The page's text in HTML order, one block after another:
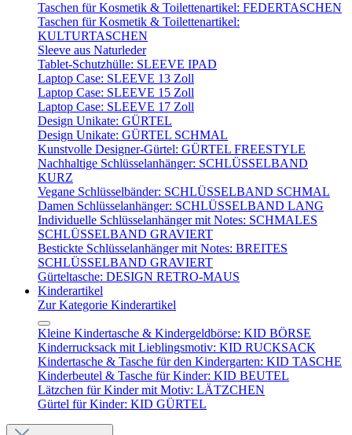
Taschen für Kosmetik & Toilettenartikel: FEDERTASCHEN
Taschen für Kosmetik & Toilettenartikel:
KULTURTASCHEN
Sleeve aus Naturleder
Tablet-Schutzhülle: SLEEVE IPAD
Laptop Case: SLEEVE 13 Zoll
Laptop Case: SLEEVE 15 Zoll
Laptop Case: SLEEVE 17 Zoll
Design Unikate: GÜRTEL
Design Unikate: GÜRTEL SCHMAL
Kunstvolle Designer-Gürtel: GÜRTEL FREESTYLE
Nachhaltige Schlüsselanhänger: SCHLÜSSELBAND
KURZ
Vegane Schlüsselbänder: SCHLÜSSELBAND SCHMAL
Damen Schlüsselanhänger: SCHLÜSSELBAND LANG
Individuelle Schlüsselanhänger mit Notes: SCHMALES
SCHLÜSSELBAND GRAVIERT
Bestickte Schlüsselanhänger mit Notes: BREITES
SCHLÜSSELBAND GRAVIERT
Gürteltasche: DESIGN RETRO-MAUS
Kinderartikel
Zur Kategorie Kinderartikel
Kleine Kindertasche & Kindergeldbörse: KID BÖRSE
Kinderrucksack mit Lieblingsmotiv: KID RUCKSACK
Kindertasche & Tasche für den Kindergarten: KID TASCHE
Kinderbeutel & Tasche für Kinder: KID BEUTEL
Lätzchen für Kinder mit Motiv: LÄTZCHEN
Gürtel für Kinder: KID GÜRTEL